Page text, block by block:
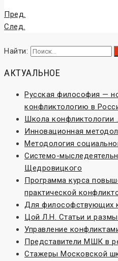
Пред.
След.
Найти:
АКТУАЛЬНОЕ
Русская философия —
конфликтологию в
Школа конфликтологии
Инновационная
Методология
Системо-
Щедровицкого
Программа курса
практической
Для философствующих
Цой Л.Н. Статьи и
Управление
Представители МШК в
Стажеры Московской